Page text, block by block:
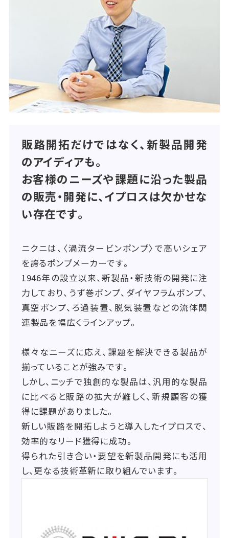
販路開拓だけではなく、新製品開発
のアイディアも。
お客様のニーズや課題に沿った製品
の販売・開発に、イプロスは欠かせな
い存在です。
ニクニは、〈渦流タービンポンプ〉で高いシェア
を誇るポンプメーカーです。
1946年の設立以来、新製品・新技術の開発に注
力しており、うず巻ポンプ、ダイヤフラムポンプ、
真空ポンプ、ろ過装置、脱気装置などの流体関
連製品を幅広くラインアップ。
様々なニーズに応え、課題を解決できる製品が
揃っていることが強みです。
しかし、ニッチで独創的な製品は、汎用的な製品
に比べると販路の拡大が難しく、新規顧客の獲
得に課題がありました。
新しい販路を開拓しようと導入したイプロスで、
効率的なリード獲得に成功。
得られた引き合い・要望を新製品開発にも活用
し、更なる技術革新に取り組んでいます。